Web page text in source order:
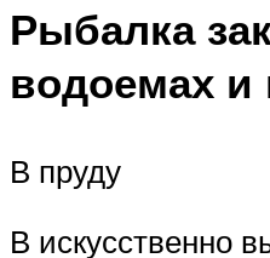
Рыбалка
водоемах и
В пруду
В искусственно